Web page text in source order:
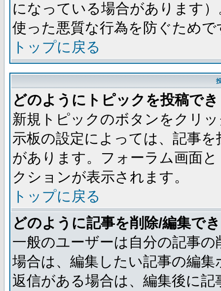
になっている場合があります
使った悪質な行為を防ぐためで
トップに戻る
どのようにトピックを投稿で
新規トピックのボタンをクリ
示板の設定によっては、記事
があります。フォーラム画面
クションが表示されます。
トップに戻る
どのように記事を削除/編集で
一般のユーザーは自分の記事
場合は、編集したい記事の編
返信がある場合は、編集後に